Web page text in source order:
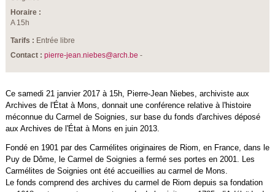
Horaire :
A 15h
Tarifs : Entrée libre
Contact : pierre-jean.niebes@arch.be -
Ce samedi 21 janvier 2017 à 15h, Pierre-Jean Niebes, archiviste aux
Archives de l'État à Mons, donnait une conférence relative à l'histoire
méconnue du Carmel de Soignies, sur base du fonds d'archives déposé
aux Archives de l'État à Mons en juin 2013.
Fondé en 1901 par des Carmélites originaires de Riom, en France, dans le
Puy de Dôme, le Carmel de Soignies a fermé ses portes en 2001. Les
Carmélites de Soignies ont été accueillies au carmel de Mons.
Le fonds comprend des archives du carmel de Riom depuis sa fondation